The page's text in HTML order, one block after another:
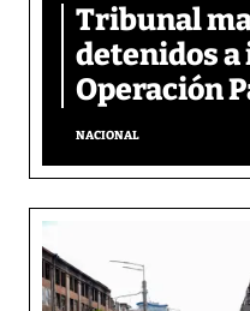
Tribunal
detenidos
Operación
NACIONAL